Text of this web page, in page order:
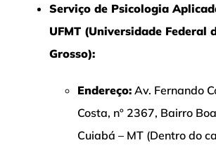
Serviço de Psicologia
UFMT (Universidade Federal
Grosso):
Endereço: Av. Fernando
Costa, nº 2367, Bairro
Cuiabá – MT (Dentro do